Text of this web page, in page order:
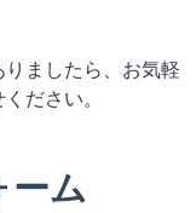
ましたら、お気軽
ださい。